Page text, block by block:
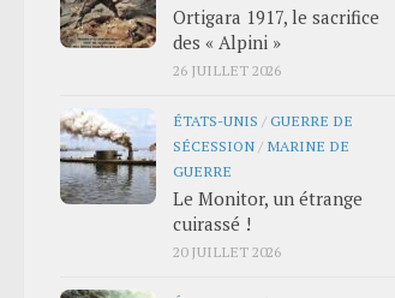
Ortigara 1917, le sacrifice
des « Alpini »
26 JUILLET 2026
ÉTATS-UNIS /GUERRE DE
SÉCESSION / MARINE DE
GUERRE
Le Monitor, un étrange
cuirassé !
20 JUILLET 2026